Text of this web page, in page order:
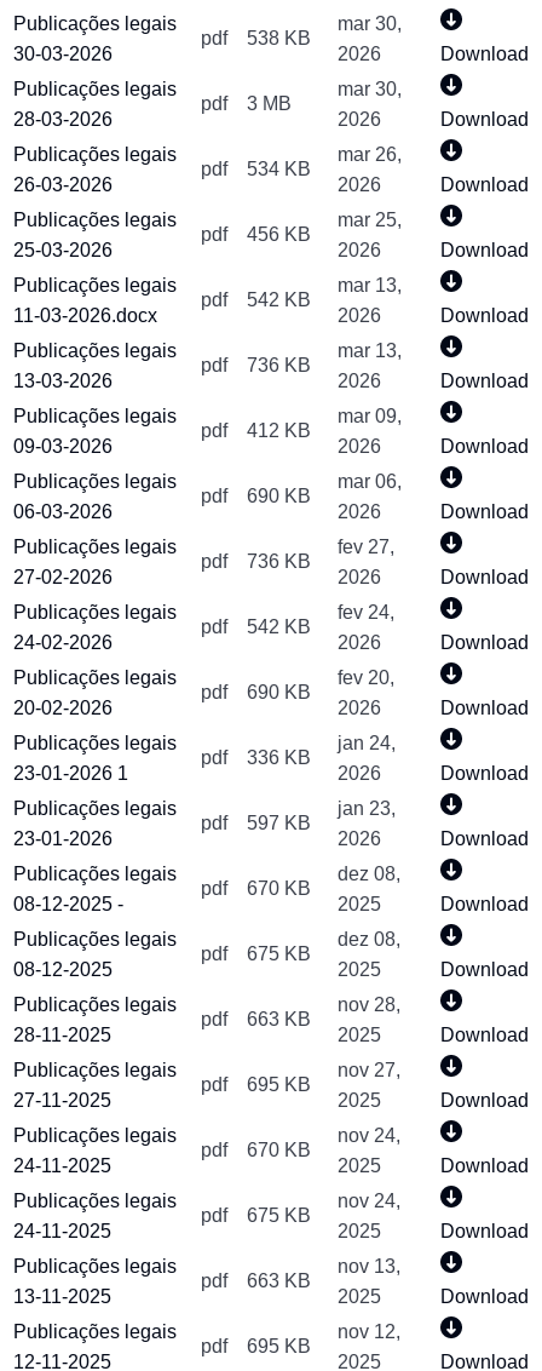
Publicações legais
30-03-2026
pdf 538 KB
mar 30,
2026
Download
Publicações legais
28-03-2026
pdf 3 MB
mar 30,
2026
Download
Publicações legais
26-03-2026
pdf 534 KB
mar 26,
2026
Download
Publicações legais
25-03-2026
pdf 456 KB
mar 25,
2026
Download
Publicações legais
11-03-2026.docx
pdf 542 KB
mar 13,
2026
Download
Publicações legais
13-03-2026
pdf 736 KB
mar 13,
2026
Download
Publicações legais
09-03-2026
pdf 412 KB
mar 09,
2026
Download
Publicações legais
06-03-2026
pdf 690 KB
mar 06,
2026
Download
Publicações legais
27-02-2026
pdf 736 KB
fev 27,
2026
Download
Publicações legais
24-02-2026
pdf 542 KB
fev 24,
2026
Download
Publicações legais
20-02-2026
pdf 690 KB
fev 20,
2026
Download
Publicações legais
23-01-2026 1
pdf 336 KB
jan 24,
2026
Download
Publicações legais
23-01-2026
pdf 597 KB
jan 23,
2026
Download
Publicações legais
08-12-2025 -
pdf 670 KB
dez 08,
2025
Download
Publicações legais
08-12-2025
pdf 675 KB
dez 08,
2025
Download
Publicações legais
28-11-2025
pdf 663 KB
nov 28,
2025
Download
Publicações legais
27-11-2025
pdf 695 KB
nov 27,
2025
Download
Publicações legais
24-11-2025
pdf 670 KB
nov 24,
2025
Download
Publicações legais
24-11-2025
pdf 675 KB
nov 24,
2025
Download
Publicações legais
13-11-2025
pdf 663 KB
nov 13,
2025
Download
Publicações legais
12-11-2025
pdf 695 KB
nov 12,
2025
Download